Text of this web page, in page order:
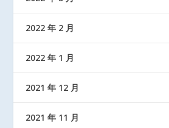
2022 年 2 月
2022 年 1 月
2021 年 12 月
2021 年 11 月